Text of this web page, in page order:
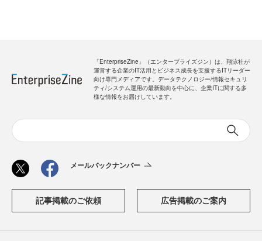
「EnterpriseZine」（エンタープライズジン）は、翔泳社が
運営する企業のIT活用とビジネス成長を支援するITリーダー
向け専門メディアです。データテクノロジー/情報セキュリ
ティ/システム運用の最新動向を中心に、企業ITに関する多
様な情報をお届けしています。
メールバックナンバー
記事掲載のご依頼 広告掲載のご案内